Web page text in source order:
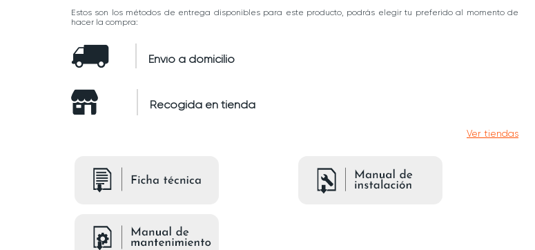
Estos son los métodos de entrega disponibles para este producto, podrás elegir tu preferido al momento de
hacer la compra:
Envío a domicilio
Recogida en tienda
Ver tiendas